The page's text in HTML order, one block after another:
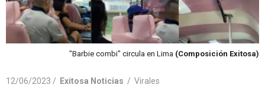
"Barbie combi" circula en Lima (Composición Exitosa)
12/06/2023 / Exitosa Noticias / Virales